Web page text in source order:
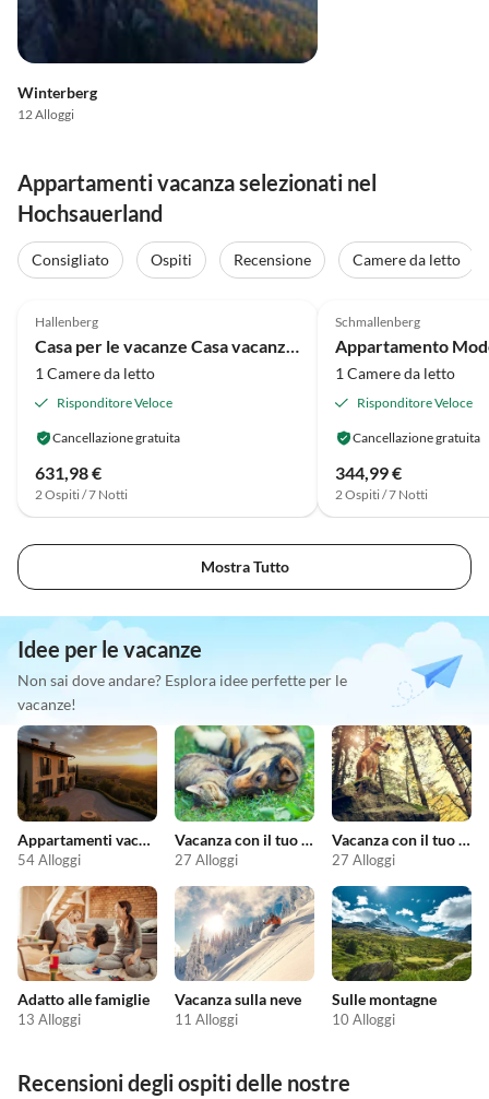
Winterberg
12 Alloggi
Appartamenti vacanza selezionati nel
Hochsauerland
Consigliato Ospiti Recensione
Camere da letto
Hallenberg
1 Camere da letto
Risponditore Veloce
Cancellazione gratuita
631,98 €
2 Ospiti / 7 Notti
Schmallenberg
1 Camere da letto
Risponditore Veloce
Cancellazione gratuita
344,99 €
2 Ospiti / 7 Notti
Mostra Tutto
Idee per le vacanze
Non sai dove andare? Esplora idee perfette per le
vacanze!
Appartamenti vacanze economici
54 Alloggi
Vacanza con il tuo animale domestico
27 Alloggi
Vacanza con il tuo cane
27 Alloggi
Adatto alle famiglie
13 Alloggi
Vacanza sulla neve
11 Alloggi
Sulle montagne
10 Alloggi
Recensioni degli ospiti delle nostre